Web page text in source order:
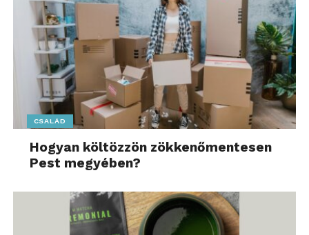
CSALÁD
Hogyan költözzön zökkenőmentesen
Pest megyében?